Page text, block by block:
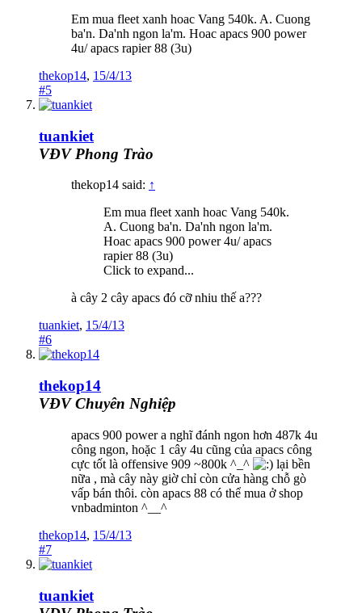
Em mua fleet xanh hoac Vang 540k. A. Cuong
ba'n. Da'nh ngon la'm. Hoac apacs 900 power
4u/ apacs rapier 88 (3u)
thekop14, 15/4/13
#5
tuankiet
VĐV Phong Trào
thekop14 said: ↑
Em mua fleet xanh hoac Vang 540k.
A. Cuong ba'n. Da'nh ngon la'm.
Hoac apacs 900 power 4u/ apacs
rapier 88 (3u)
Click to expand...
à cây 2 cây apacs đó cỡ nhiu thế a???
tuankiet, 15/4/13
#6
thekop14
VĐV Chuyên Nghiệp
apacs 900 power a nghĩ đánh ngon hơn 487k 4u
công ngon, hoặc 1 cây 4u cũng của apacs công
cực tốt là offensive 909 ~800k ^_^
lại bền
nữa , mà cây này giờ chỉ còn cửa hàng chỗ gò
vấp bán thôi. còn apacs 88 có thể mua ở shop
vnbadminton ^__^
thekop14, 15/4/13
#7
tuankiet